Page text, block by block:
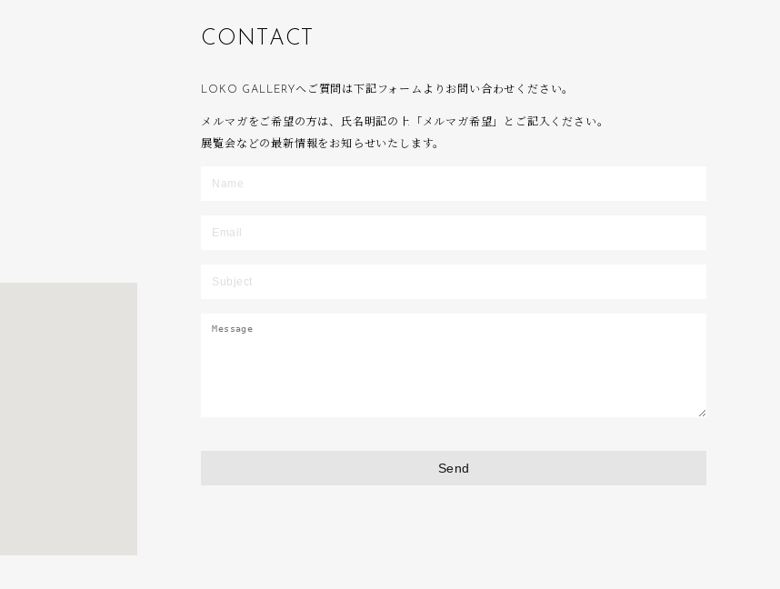
CO N T AC T
LOKO GALLERYへご質問は下記フォームよりお問い合わせください。
メルマガをご希望の方は、氏名明記の上「メルマガ希望」とご記入ください。
展覧会などの最新情報をお知らせいたします。